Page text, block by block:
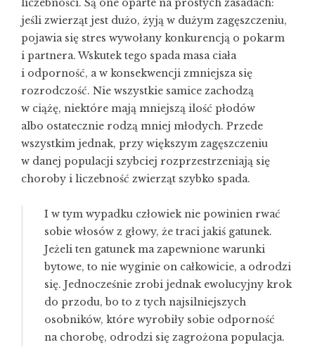
liczebności. Są one oparte na prostych zasadach:
jeśli zwierząt jest dużo, żyją w dużym zagęszczeniu,
pojawia się stres wywołany konkurencją o pokarm
i partnera. Wskutek tego spada masa ciała
i odporność, a w konsekwencji zmniejsza się
rozrodczość. Nie wszystkie samice zachodzą
w ciążę, niektóre mają mniejszą ilość płodów
albo ostatecznie rodzą mniej młodych. Przede
wszystkim jednak, przy większym zagęszczeniu
w danej populacji szybciej rozprzestrzeniają się
choroby i liczebność zwierząt szybko spada.
I w tym wypadku człowiek nie powinien rwać
sobie włosów z głowy, że traci jakiś gatunek.
Jeżeli ten gatunek ma zapewnione warunki
bytowe, to nie wyginie on całkowicie, a odrodzi
się. Jednocześnie zrobi jednak ewolucyjny krok
do przodu, bo to z tych najsilniejszych
osobników, które wyrobiły sobie odporność
na chorobę, odrodzi się zagrożona populacja.